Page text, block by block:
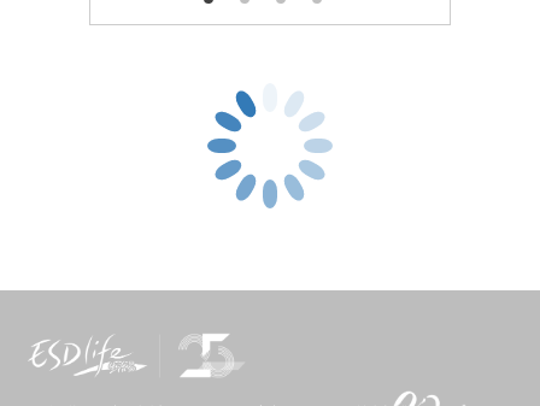
小圓餅的弧度曲線很好看，出街時把它扣在手上，不但能
讓人看見底部LOGO，更像一件飾物，十分時尚又可愛！
McQUEEN The Curve Mini
$7900